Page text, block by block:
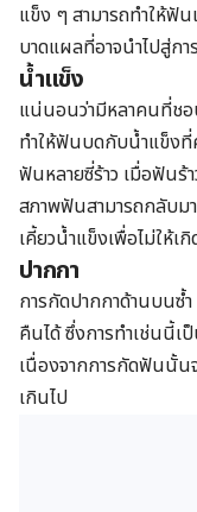
แข็ง ๆ สามารถทำให้ฟัน
บาดแผลที่อาจนำไปสู่กา
น้ำแข็ง
แน่นอนว่ามีหลาคนที่ชอ
ทำให้ฟันบดกับน้ำแข็ง
ฟันหลายซี่ร้าว เมื่อฟันร้
สภาพฟันสามารถกลับม
เคี้ยวน้ำแข็งเพื่อไม่ให้
ปากกา
การกัดปากกาด้านบนซ้
คืนได้ ซึ่งการทำเช่นนี้เ
เนื่องจากการกัดฟันนั้น
เกินไป